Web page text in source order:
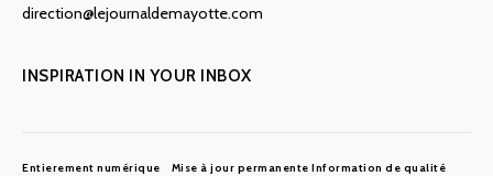
direction@lejournaldemayotte.com
INSPIRATION IN YOUR INBOX
Entierement numérique Mise à jour permanente Information de qualité